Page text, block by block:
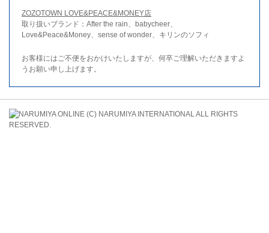
ZOZOTOWN LOVE&PEACE&MONEY店
取り扱いブランド：After the rain、babycheer、
Love&Peace&Money、sense of wonder、キリンのソフィ
お客様にはご不便をおかけいたしますが、何卒ご理解いただきますよ
うお願い申し上げます。